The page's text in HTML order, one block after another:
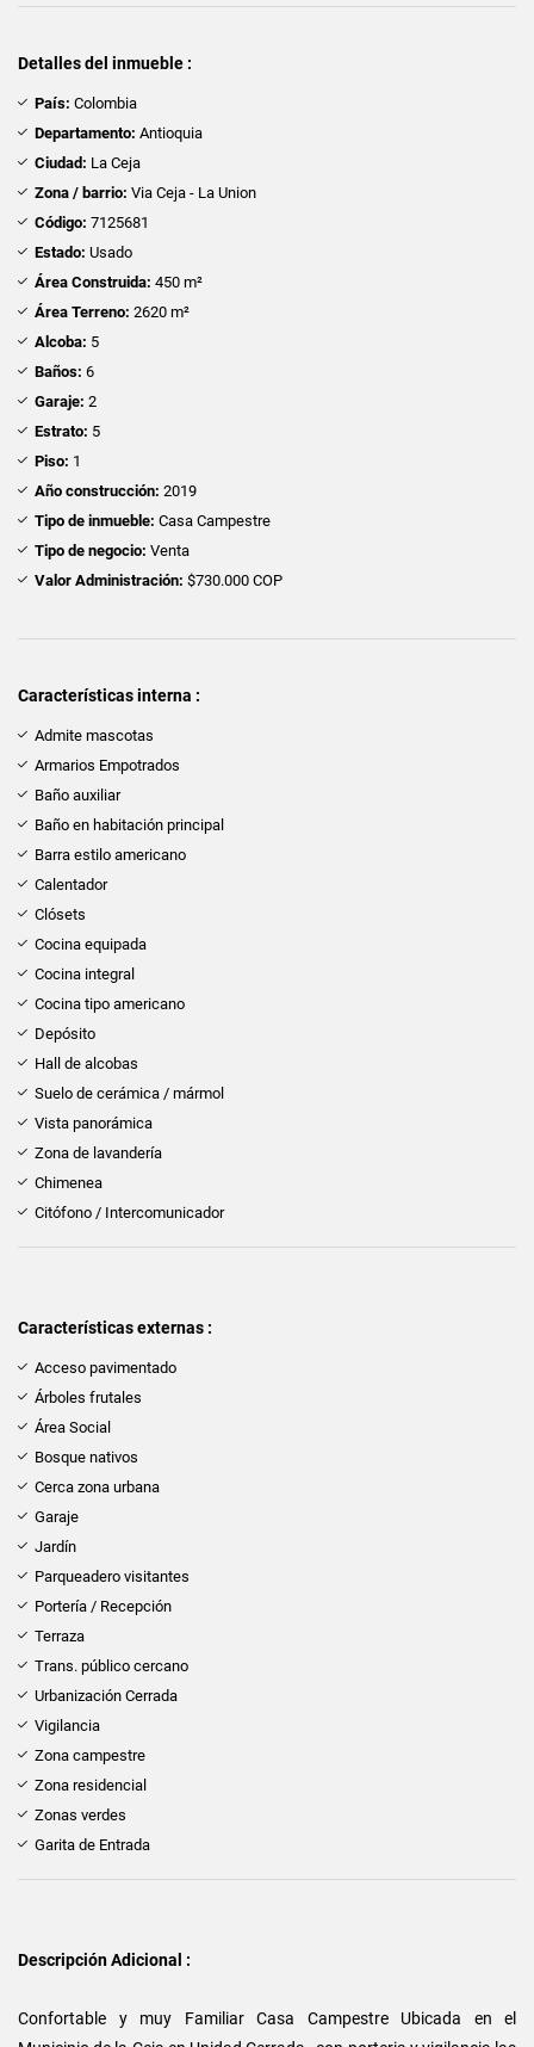
Detalles del inmueble :
País: Colombia
Departamento: Antioquia
Ciudad: La Ceja
Zona / barrio: Via Ceja - La Union
Código: 7125681
Estado: Usado
Área Construida: 450 m²
Área Terreno: 2620 m²
Alcoba: 5
Baños: 6
Garaje: 2
Estrato: 5
Piso: 1
Año construcción: 2019
Tipo de inmueble: Casa Campestre
Tipo de negocio: Venta
Valor Administración: $730.000 COP
Características interna :
Admite mascotas
Armarios Empotrados
Baño auxiliar
Baño en habitación principal
Barra estilo americano
Calentador
Clósets
Cocina equipada
Cocina integral
Cocina tipo americano
Depósito
Hall de alcobas
Suelo de cerámica / mármol
Vista panorámica
Zona de lavandería
Chimenea
Citófono / Intercomunicador
Características externas :
Acceso pavimentado
Árboles frutales
Área Social
Bosque nativos
Cerca zona urbana
Garaje
Jardín
Parqueadero visitantes
Portería / Recepción
Terraza
Trans. público cercano
Urbanización Cerrada
Vigilancia
Zona campestre
Zona residencial
Zonas verdes
Garita de Entrada
Descripción Adicional :
Confortable y muy Familiar Casa Campestre Ubicada en el